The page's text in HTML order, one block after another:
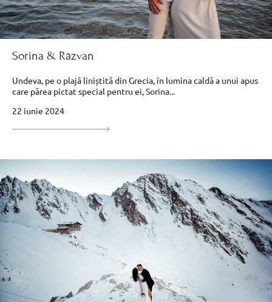
Sorina & Răzvan
Undeva, pe o plajă liniștită din Grecia, în lumina caldă a unui apus
care părea pictat special pentru ei, Sorina...
22 iunie 2024